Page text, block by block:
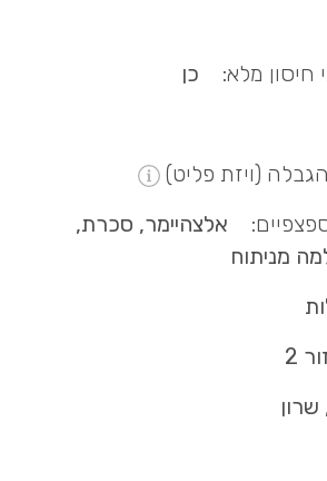
מלא:
כן
(ויזת פליט)
אלצהיימר, סכרת,
מניתוח
2